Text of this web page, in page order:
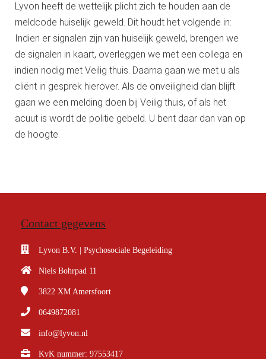
Lyvon heeft de wettelijk plicht zich te houden aan de
meldcode huiselijk geweld. Dit houdt het volgende in:
Indien er signalen zijn van huiselijk geweld, brengen we
de signalen in kaart, overleggen we met een collega en
indien nodig met Veilig thuis. Daarna gaan we met u als
cliënt in gesprek hierover. Als de onveiligheid dan blijft
gaan we een melding doen bij Veilig thuis, of als het
acuut is wordt de politie gebeld. U bent daar dan van op
de hoogte.
Contact gegevens
Lyvon B.V. | Psychosociale Begeleiding
Niels Bohrpad 11
3822 XM Amersfoort
0649872081
info@lyvon.nl
KvK nummer: 97553417